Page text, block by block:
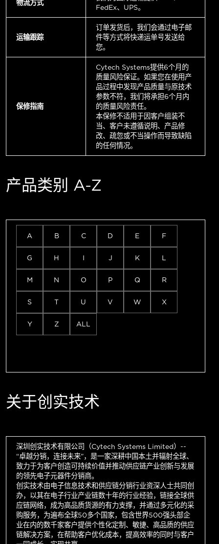
物流方式
FedEx、UPS。
运输跟踪
订单发货后，我们会通过电子邮
件等方式将快递运单号发送给
您。
保修指南
Cytech Systems提供6个月的
质量风险保证。如果您在使用产
品过程中发现产品质量与原技术
参数不符，我们将承担6个月内
的质量风险责任。
本保修不适用于因客户组装不
当、客户未遵循说明、产品修
改、疏忽或不当操作而导致缺陷
的任何情况。
产品类别 A-Z
A B C D E F
G H I J K L
M N O P Q R
S T U V W X
Y Z ALL
关于创实技术
深圳创实技术有限公司（Cytech Systems Limited）--
“卓越分销，连接未来”，是一家深耕中国本土并辐射全球、
致力于为客户创造可持续价值并推动供应链产业创新与发展
的领先电子元器件分销商。
创实技术由电子信息技术和供应链分销行业资深人士共同创
办，以其在电子行业产业链数十年的行业经验，链接全球供
应链网络，成为高品质货源的有力支撑，并通过多元化的采
购服务，为遍布全球50多个国家，包含世界500强头部企
业在内的数千家客户提供个性化定制、敏捷、高品质的供应
链解决方案，在帮助客户优化成本，提高效率的同时与客户